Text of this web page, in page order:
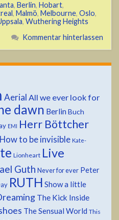
, Berlin, Hobart,
, Malmö, Melbourne, Oslo,
, Wuthering Heights
Kommentar hinterlassen
Aerial All we ever look for
dawn Berlin Buch
EMI Herr Böttcher
How to be invisible Kate-
Lionheart Live
Guth Never for ever Peter
RUTH Show a little
The Kick Inside
The Sensual World This